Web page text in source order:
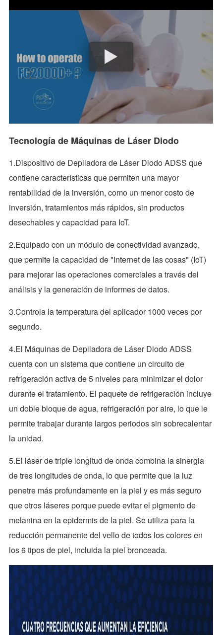
Tecnología de Máquinas de Láser Diodo
1.Dispositivo de Depiladora de Láser Diodo ADSS que
contiene características que permiten una mayor
rentabilidad de la inversión, como un menor costo de
inversión, tratamientos más rápidos, sin productos
desechables y capacidad para IoT.
2.Equipado con un módulo de conectividad avanzado,
que permite la capacidad de "Internet de las cosas" (IoT)
para mejorar las operaciones comerciales a través del
análisis y la generación de informes de datos.
3.Controla la temperatura del aplicador 1000 veces por
segundo.
4.El Máquinas de Depiladora de Láser Diodo ADSS
cuenta con un sistema que contiene un circuito de
refrigeración activa de 5 niveles para minimizar el dolor
durante el tratamiento. El paquete de refrigeración incluye
un doble bloque de agua, refrigeración por aire, lo que le
permite trabajar durante largos periodos sin sobrecalentar
la unidad.
5.El láser de triple longitud de onda combina la sinergia
de tres longitudes de onda, lo que permite que la luz
penetre más profundamente en la piel y es más seguro
que otros láseres porque puede evitar el pigmento de
melanina en la epidermis de la piel. Se utiliza para la
reducción permanente del vello de todos los colores en
los 6 tipos de piel, incluida la piel bronceada.